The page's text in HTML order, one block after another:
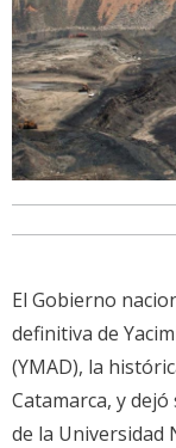
El Gobierno
definitiva de
(YMAD), la
Catamarca, y
de la Universidad